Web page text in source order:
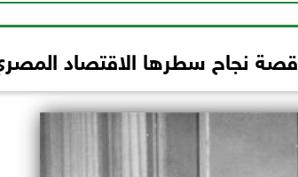
نجاح سطرها الاقتصاد